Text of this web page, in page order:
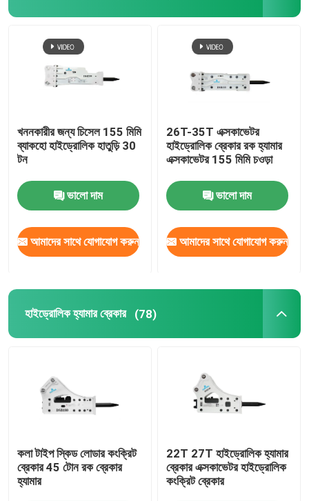
খননকারী পেষণকারী বালতি
হাইড্রোলিক পাল্ভারাইজার
এক্সকাভেটর গ্র্যাপল
ব্যবহৃত এক্সকাভেটর মেশিন
খননকারীর জন্য চিসেল 155 মিমি
ব্যাকহো হাইড্রোলিক হাতুড়ি 30
টন
ভালো দাম
আমাদের সাথে যোগাযোগ করুন
26T-35T এক্সকাভেটর
হাইড্রোলিক ব্রেকার রক হ্যামার
এক্সকাভেটর 155 মিমি চওড়া
ভালো দাম
আমাদের সাথে যোগাযোগ করুন
হাইড্রোলিক হ্যামার ব্রেকার (78)
কলা টাইপ স্কিড লোডার কংক্রিট
ব্রেকার 45 টোন রক ব্রেকার
হ্যামার
22T 27T হাইড্রোলিক হ্যামার
ব্রেকার এক্সকাভেটর হাইড্রোলিক
কংক্রিট ব্রেকার